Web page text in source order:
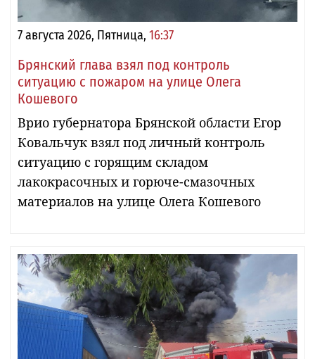
7 августа 2026, Пятница, 16:37
Брянский глава взял под контроль
ситуацию с пожаром на улице Олега
Кошевого
Врио губернатора Брянской области Егор
Ковальчук взял под личный контроль
ситуацию с горящим складом
лакокрасочных и горюче-смазочных
материалов на улице Олега Кошевого